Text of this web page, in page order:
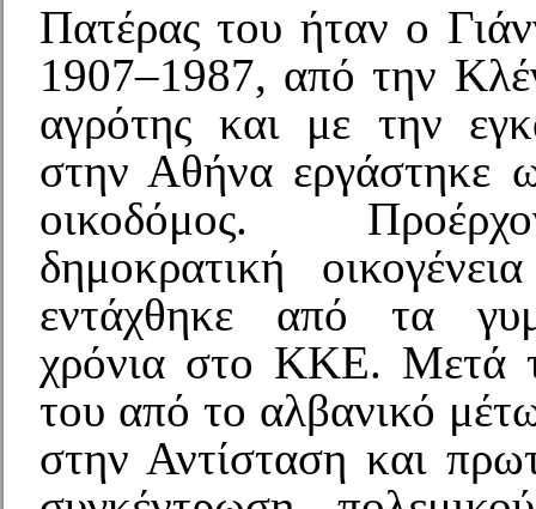
Πατέρας του ήταν ο
1907–1987, από την
αγρότης και με την
στην Αθήνα εργάστηκε
οικοδόμος.
δημοκρατική
εντάχθηκε από τα
χρόνια στο ΚΚΕ. Μετά
του από το αλβανικό
στην Αντίσταση και